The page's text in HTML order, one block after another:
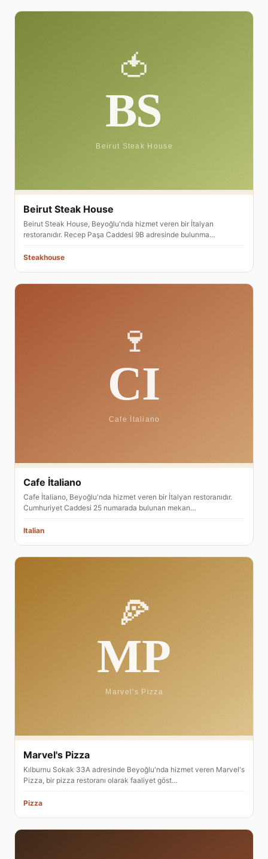
Beirut Steak House
Beirut Steak House, Beyoğlu'nda hizmet veren bir İtalyan
restoranıdır. Recep Paşa Caddesi 9B adresinde bulunma…
Steakhouse
Cafe İtaliano
Cafe İtaliano, Beyoğlu'nda hizmet veren bir İtalyan restoranıdır.
Cumhuriyet Caddesi 25 numarada bulunan mekan…
Italian
Marvel's Pizza
Kılburnu Sokak 33A adresinde Beyoğlu'nda hizmet veren Marvel's
Pizza, bir pizza restoranı olarak faaliyet göst…
Pizza